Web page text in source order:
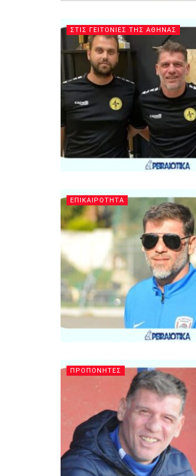
ΣΤΙΣ ΓΕΙΤΟΝΙΕΣ ΤΗΣ ΑΘΗΝΑΣ
ΕΠΙΚΑΙΡΟΤΗΤΑ
ΠΡΟΠΟΝΗΤΕΣ